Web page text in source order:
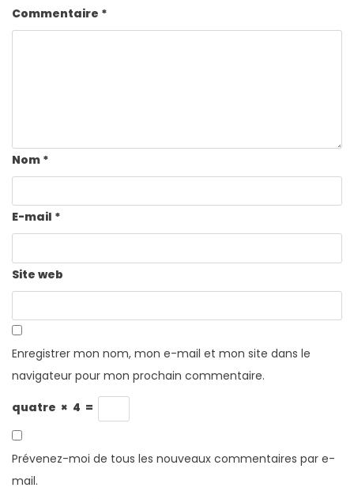
Commentaire *
Nom *
E-mail *
Site web
Enregistrer mon nom, mon e-mail et mon site dans le
navigateur pour mon prochain commentaire.
quatre × 4 =
Prévenez-moi de tous les nouveaux commentaires par e-
mail.